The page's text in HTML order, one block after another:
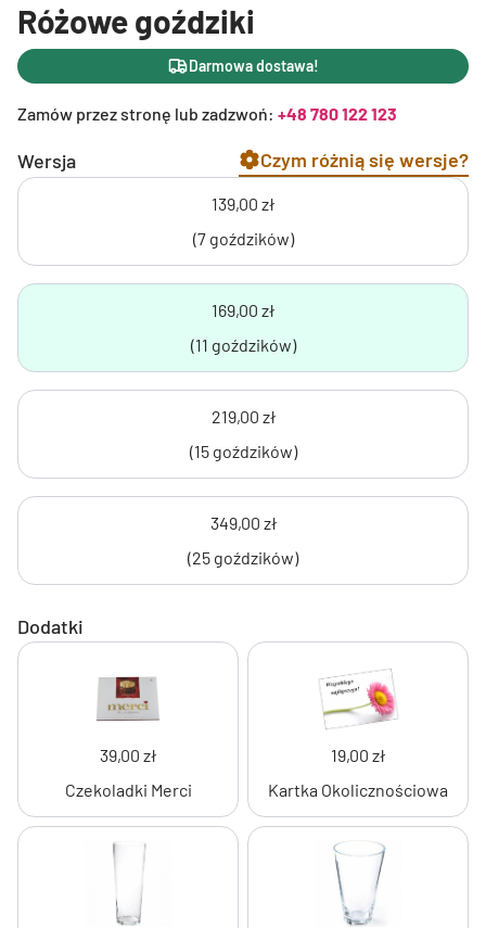
Różowe goździki
Darmowa dostawa!
Zamów przez stronę lub zadzwoń: +48 780 122 123
Wersja Czym różnią się wersje?
139,00 zł
(7 goździków)
169,00 zł
(11 goździków)
219,00 zł
(15 goździków)
349,00 zł
(25 goździków)
Dodatki
39,00 zł
Czekoladki Merci
19,00 zł
Kartka Okolicznościowa